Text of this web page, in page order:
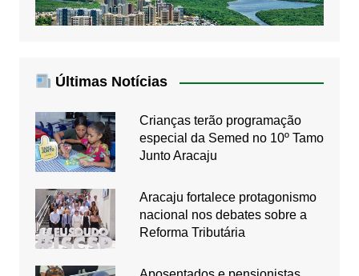
Últimas Notícias
Crianças terão programação
especial da Semed no 10º Tamo
Junto Aracaju
Aracaju fortalece protagonismo
nacional nos debates sobre a
Reforma Tributária